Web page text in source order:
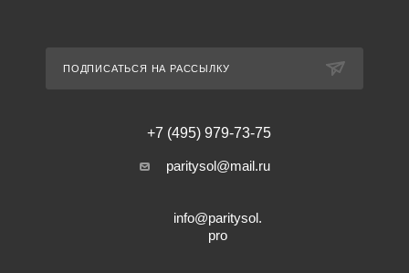
ПОДПИСАТЬСЯ НА РАССЫЛКУ
+7 (495) 979-73-75
paritysol@mail.ru
info@paritysol.
pro